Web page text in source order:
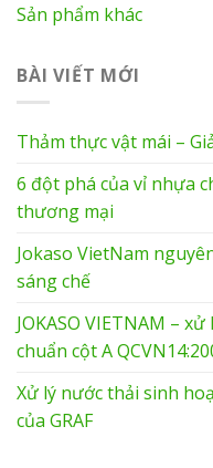
Sản phẩm khác
BÀI VIẾT MỚI
Thảm thực vật mái –
6 đột phá của vỉ nhựa
thương mại
Jokaso VietNam
sáng chế
JOKASO VIETNAM –
chuẩn cột A
Xử lý nước thải sinh
của GRAF